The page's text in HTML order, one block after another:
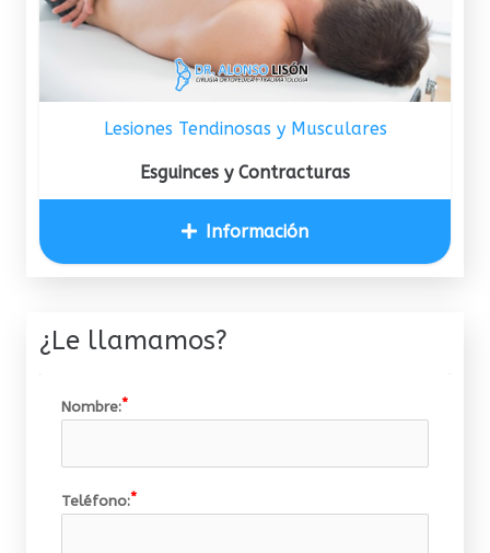
Lesiones Tendinosas y Musculares
Esguinces y Contracturas
Información
¿Le llamamos?
Nombre:
Teléfono: